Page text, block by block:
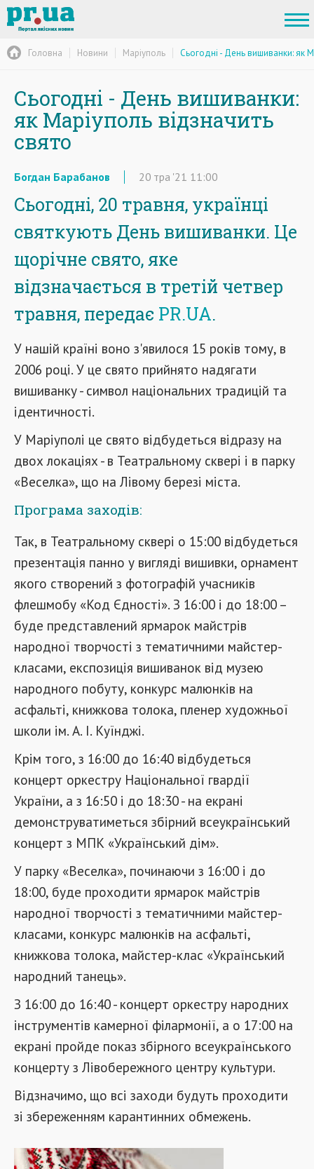
Головна Новини Маріуполь Сьогодні - День вишиванки: як
Сьогодні - День вишиванки:
як Маріуполь відзначить
свято
Богдан Барабанов 20 тра '21 11:00
Сьогодні, 20 травня, українці
святкують День вишиванки. Це
щорічне свято, яке
відзначається в третій четвер
травня, передає PR.UA.
У нашій країні воно з'явилося 15 років тому, в
2006 році. У це свято прийнято надягати
вишиванку - символ національних традицій та
ідентичності.
У Маріуполі це свято відбудеться відразу на
двох локаціях - в Театральному сквері і в парку
«Веселка», що на Лівому березі міста.
Програма заходів:
Так, в Театральному сквері о 15:00 відбудеться
презентація панно у вигляді вишивки, орнамент
якого створений з фотографій учасників
флешмобу «Код Єдності». З 16:00 і до 18:00 –
буде представлений ярмарок майстрів
народної творчості з тематичними майстер-
класами, експозиція вишиванок від музею
народного побуту, конкурс малюнків на
асфальті, книжкова толока, пленер художньої
школи ім. А. І. Куїнджі.
Крім того, з 16:00 до 16:40 відбудеться
концерт оркестру Національної гвардії
України, а з 16:50 і до 18:30 - на екрані
демонструватиметься збірний всеукраїнський
концерт з МПК «Український дім».
У парку «Веселка», починаючи з 16:00 і до
18:00, буде проходити ярмарок майстрів
народної творчості з тематичними майстер-
класами, конкурс малюнків на асфальті,
книжкова толока, майстер-клас «Український
народний танець».
З 16:00 до 16:40 - концерт оркестру народних
інструментів камерної філармонії, а о 17:00 на
екрані пройде показ збірного всеукраїнського
концерту з Лівобережного центру культури.
Відзначимо, що всі заходи будуть проходити
зі збереженням карантинних обмежень.